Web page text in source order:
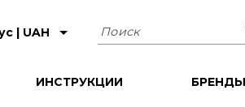
| UAH Поиск
ИНСТРУКЦИИ БРЕНДЫ